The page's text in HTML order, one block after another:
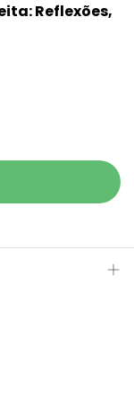
Reflexões,